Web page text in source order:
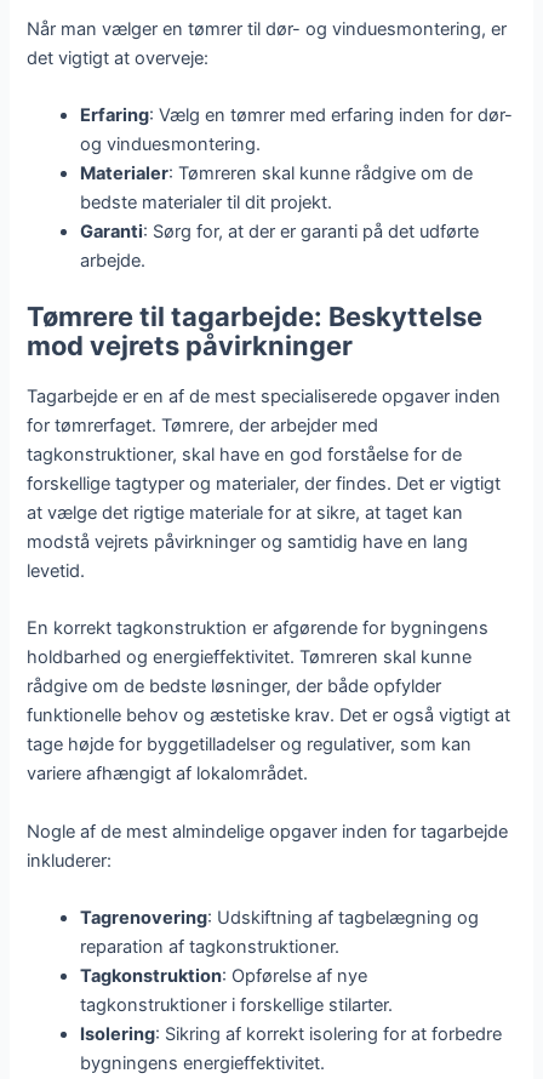
Når man vælger en tømrer til dør- og vinduesmontering, er
det vigtigt at overveje:
Erfaring: Vælg en tømrer med erfaring inden for dør-
og vinduesmontering.
Materialer: Tømreren skal kunne rådgive om de
bedste materialer til dit projekt.
Garanti: Sørg for, at der er garanti på det udførte
arbejde.
Tømrere til tagarbejde: Beskyttelse
mod vejrets påvirkninger
Tagarbejde er en af de mest specialiserede opgaver inden
for tømrerfaget. Tømrere, der arbejder med
tagkonstruktioner, skal have en god forståelse for de
forskellige tagtyper og materialer, der findes. Det er vigtigt
at vælge det rigtige materiale for at sikre, at taget kan
modstå vejrets påvirkninger og samtidig have en lang
levetid.
En korrekt tagkonstruktion er afgørende for bygningens
holdbarhed og energieffektivitet. Tømreren skal kunne
rådgive om de bedste løsninger, der både opfylder
funktionelle behov og æstetiske krav. Det er også vigtigt at
tage højde for byggetilladelser og regulativer, som kan
variere afhængigt af lokalområdet.
Nogle af de mest almindelige opgaver inden for tagarbejde
inkluderer:
Tagrenovering: Udskiftning af tagbelægning og
reparation af tagkonstruktioner.
Tagkonstruktion: Opførelse af nye
tagkonstruktioner i forskellige stilarter.
Isolering: Sikring af korrekt isolering for at forbedre
bygningens energieffektivitet.